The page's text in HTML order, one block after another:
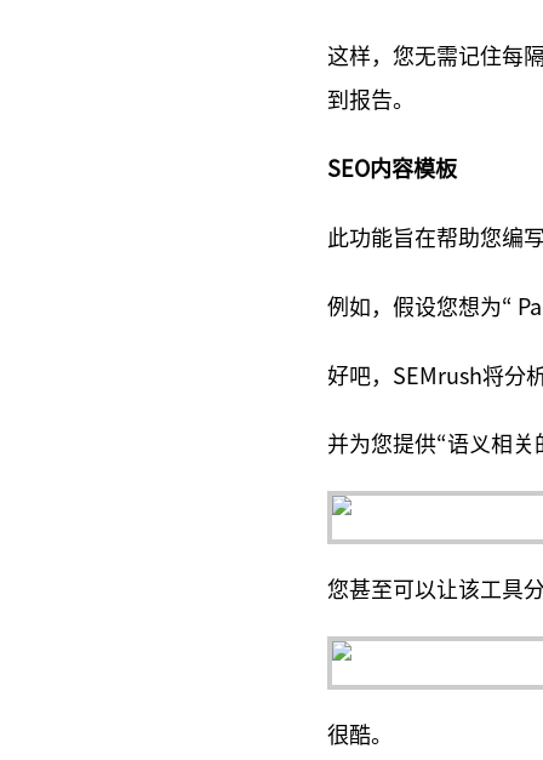
这样，您无需记住每
到报告。
SEO内容模板
此功能旨在帮助您编
例如，假设您想为“
好吧，SEMrush将分
并为您提供“语义相
您甚至可以让该工具
很酷。